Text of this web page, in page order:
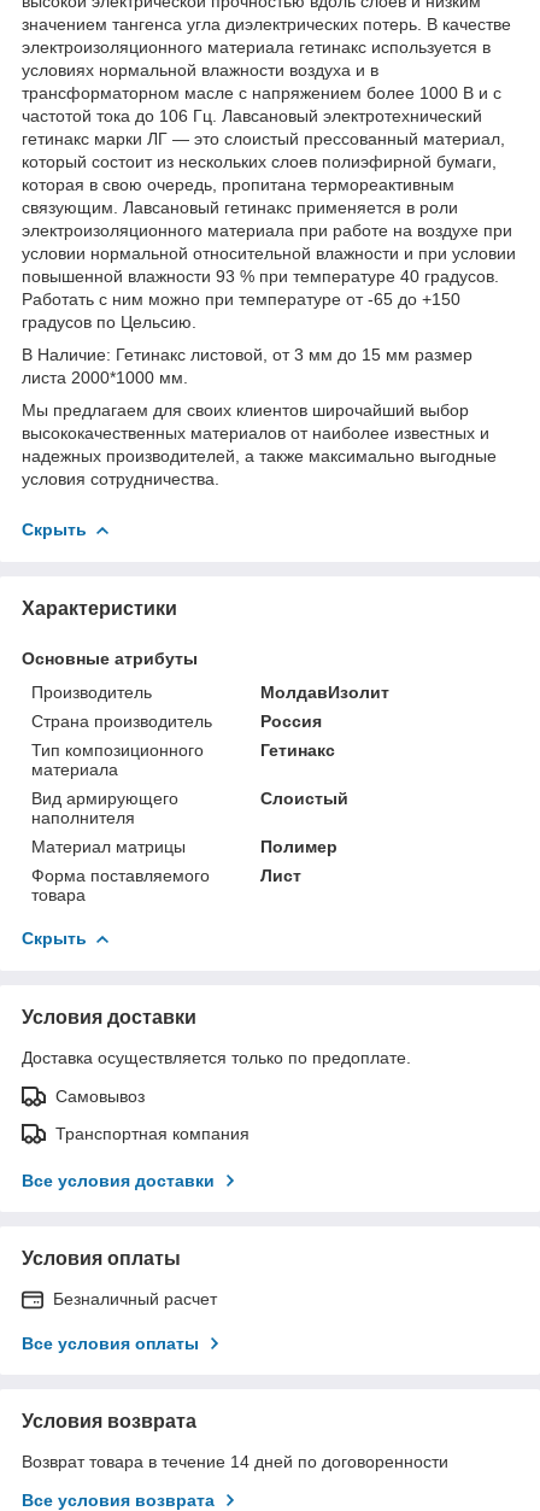
значением тангенса угла диэлектрических потерь. В качестве
электроизоляционного материала гетинакс используется в
условиях нормальной влажности воздуха и в
трансформаторном масле с напряжением более 1000 В и с
частотой тока до 106 Гц. Лавсановый электротехнический
гетинакс марки ЛГ ― это слоистый прессованный материал,
который состоит из нескольких слоев полиэфирной бумаги,
которая в свою очередь, пропитана термореактивным
связующим. Лавсановый гетинакс применяется в роли
электроизоляционного материала при работе на воздухе при
условии нормальной относительной влажности и при условии
повышенной влажности 93 % при температуре 40 градусов.
Работать с ним можно при температуре от -65 до +150
градусов по Цельсию.
В Наличие: Гетинакс листовой, от 3 мм до 15 мм размер
листа 2000*1000 мм.
Мы предлагаем для своих клиентов широчайший выбор
высококачественных материалов от наиболее известных и
надежных производителей, а также максимально выгодные
условия сотрудничества.
Скрыть
Характеристики
Основные атрибуты
Производитель
МолдавИзолит
Страна производитель
Россия
Тип композиционного
материала
Гетинакс
Вид армирующего
наполнителя
Слоистый
Материал матрицы
Полимер
Форма поставляемого
товара
Лист
Скрыть
Условия доставки
Доставка осуществляется только по предоплате.
Самовывоз
Транспортная компания
Все условия доставки
Условия оплаты
Безналичный расчет
Все условия оплаты
Условия возврата
Возврат товара в течение 14 дней по договоренности
Все условия возврата